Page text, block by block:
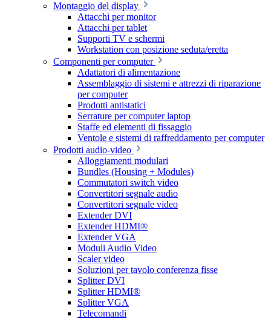
Montaggio del display
Attacchi per monitor
Attacchi per tablet
Supporti TV e schermi
Workstation con posizione seduta/eretta
Componenti per computer
Adattatori di alimentazione
Assemblaggio di sistemi e attrezzi di riparazione
per computer
Prodotti antistatici
Serrature per computer laptop
Staffe ed elementi di fissaggio
Ventole e sistemi di raffreddamento per computer
Prodotti audio-video
Alloggiamenti modulari
Bundles (Housing + Modules)
Commutatori switch video
Convertitori segnale audio
Convertitori segnale video
Extender DVI
Extender HDMI®
Extender VGA
Moduli Audio Video
Scaler video
Soluzioni per tavolo conferenza fisse
Splitter DVI
Splitter HDMI®
Splitter VGA
Telecomandi